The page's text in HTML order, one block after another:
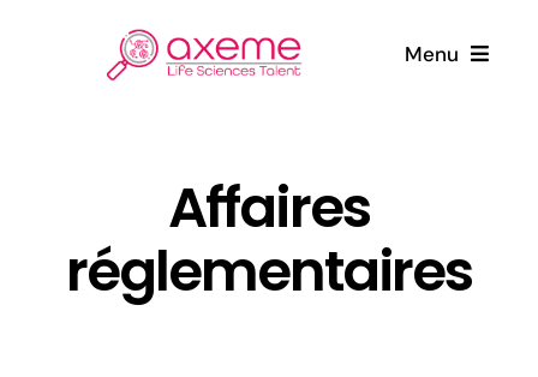
Menu
Candidats
Entreprises
Affaires
réglementaires